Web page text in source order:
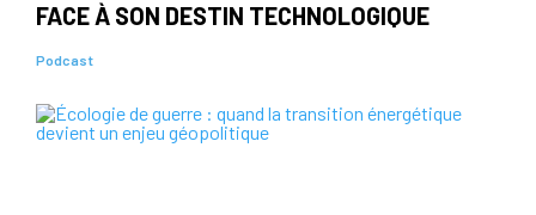
FACE À SON DESTIN TECHNOLOGIQUE
Podcast